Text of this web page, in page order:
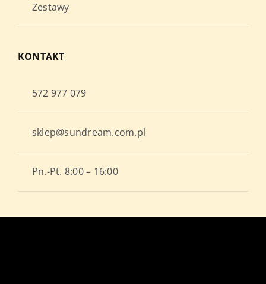
Zestawy
KONTAKT
572 977 079
sklep@sundream.com.pl
Pn.-Pt. 8:00 – 16:00